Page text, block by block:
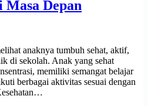
Depan
anaknya tumbuh sehat, aktif,
di sekolah. Anak yang sehat
memiliki semangat belajar
berbagai aktivitas sesuai dengan